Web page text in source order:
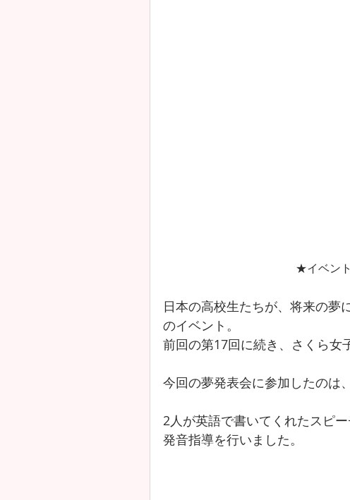
★イベン
日本の高校生たちが、将来の夢
のイベント。
前回の第17回に続き、さくら女
今回の夢発表会に参加したのは
2人が英語で書いてくれたスピ
発音指導を行いました。